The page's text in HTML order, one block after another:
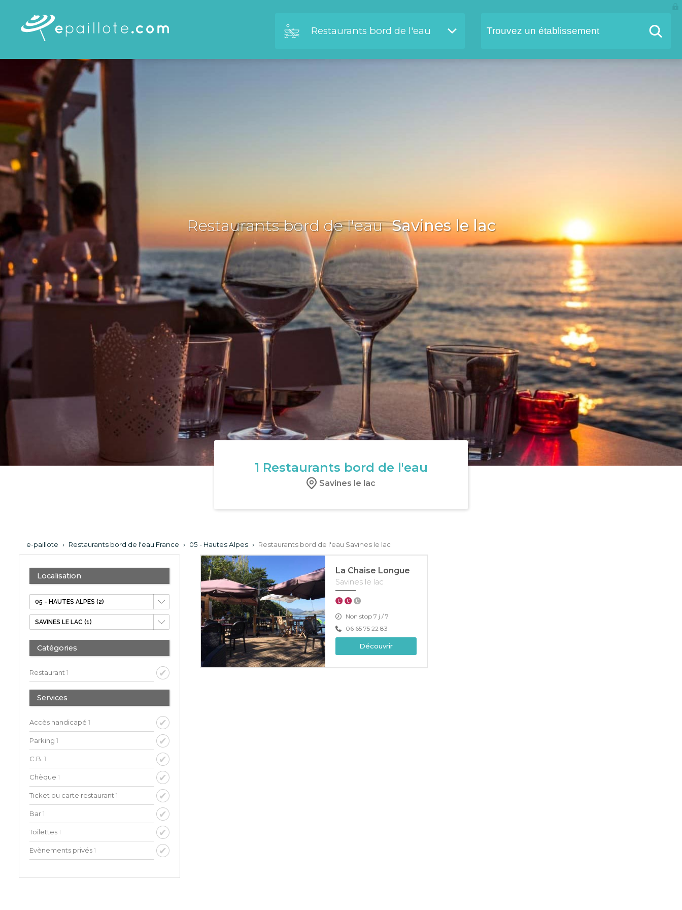
Restaurants bord de l'eau
Restaurants bord de l'eau Savines le lac
1 Restaurants bord de l'eau
Savines le lac
e-paillote › Restaurants bord de l'eau France › 05 - Hautes Alpes › Restaurants bord de l'eau Savines le lac
Localisation
Catégories
Restaurant 1
Services
Accès handicapé 1
Parking 1
C.B. 1
Chèque 1
Ticket ou carte restaurant 1
Bar1
Toilettes1
Evènements privés1
La Chaise Longue
Savines le lac
Non stop 7 j / 7
06 65 75 22 83
Découvrir